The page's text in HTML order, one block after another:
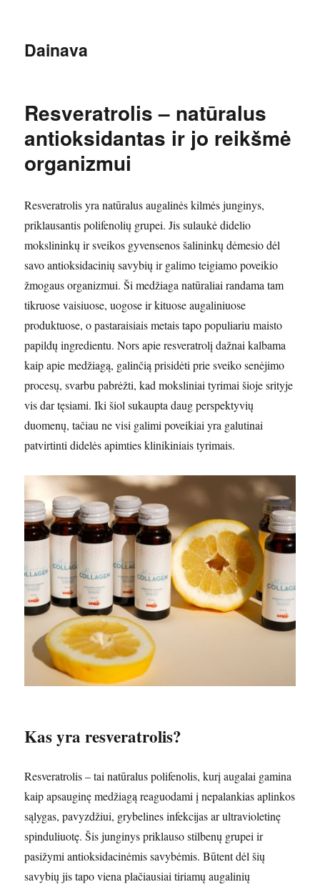
Dainava
Resveratrolis – natūralus
antioksidantas ir jo reikšmė
organizmui
Resveratrolis yra natūralus augalinės kilmės junginys,
priklausantis polifenolių grupei. Jis sulaukė didelio
mokslininkų ir sveikos gyvensenos šalininkų dėmesio dėl
savo antioksidacinių savybių ir galimo teigiamo poveikio
žmogaus organizmui. Ši medžiaga natūraliai randama tam
tikruose vaisiuose, uogose ir kituose augaliniuose
produktuose, o pastaraisiais metais tapo populiariu maisto
papildų ingredientu. Nors apie resveratrolį dažnai kalbama
kaip apie medžiagą, galinčią prisidėti prie sveiko senėjimo
procesų, svarbu pabrėžti, kad moksliniai tyrimai šioje srityje
vis dar tęsiami. Iki šiol sukaupta daug perspektyvių
duomenų, tačiau ne visi galimi poveikiai yra galutinai
patvirtinti didelės apimties klinikiniais tyrimais.
Kas yra resveratrolis?
Resveratrolis – tai natūralus polifenolis, kurį augalai gamina
kaip apsauginę medžiagą reaguodami į nepalankias aplinkos
sąlygas, pavyzdžiui, grybelines infekcijas ar ultravioletinę
spinduliuotę. Šis junginys priklauso stilbenų grupei ir
pasižymi antioksidacinėmis savybėmis. Būtent dėl šių
savybių jis tapo viena plačiausiai tiriamų augalinių